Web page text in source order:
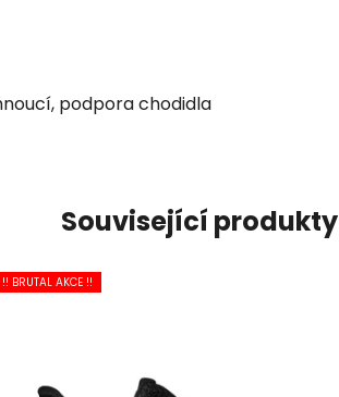
podpora chodidla
Související produkty
!! BRUTAL AKCE !!